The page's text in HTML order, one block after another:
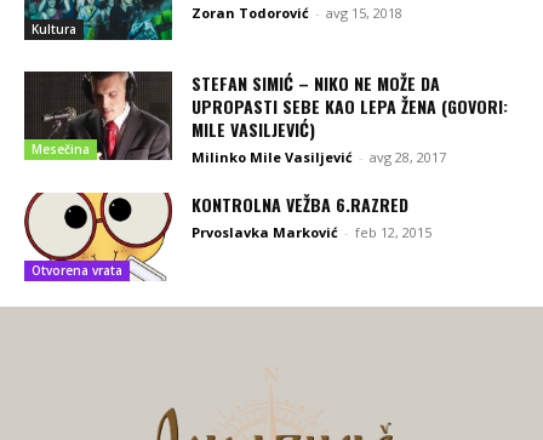
Kultura
Zoran Todorović - avg 15, 2018
Mesečina
STEFAN SIMIĆ – NIKO NE MOŽE DA
UPROPASTI SEBE KAO LEPA ŽENA (GOVORI:
MILE VASILJEVIĆ)
Milinko Mile Vasiljević - avg 28, 2017
Otvorena vrata
KONTROLNA VEŽBA 6.RAZRED
Prvoslavka Marković - feb 12, 2015